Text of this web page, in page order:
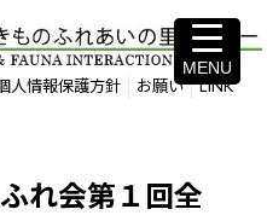
人情報保護方針 お願い LINK
れ会第１回全
MENU
MENU